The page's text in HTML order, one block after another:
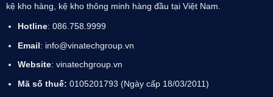
kệ kho hàng, kệ kho thông minh hàng đầu tại Việt Nam.
Hotline: 086.758.9999
Email: info@vinatechgroup.vn
Website: vinatechgroup.vn
Mã số thuế: 0105201793 (Ngày cấp 18/03/2011)